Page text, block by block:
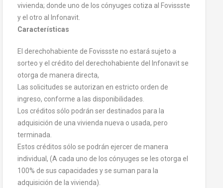
vivienda; donde uno de los cónyuges cotiza al Fovissste
y el otro al Infonavit.
Características
El derechohabiente de Fovissste no estará sujeto a
sorteo y el crédito del derechohabiente del Infonavit se
otorga de manera directa,
Las solicitudes se autorizan en estricto orden de
ingreso, conforme a las disponibilidades.
Los créditos sólo podrán ser destinados para la
adquisición de una vivienda nueva o usada, pero
terminada.
Estos créditos sólo se podrán ejercer de manera
individual, (A cada uno de los cónyuges se les otorga el
100% de sus capacidades y se suman para la
adquisición de la vivienda).